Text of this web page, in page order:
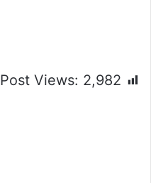
Post Views: 2,982